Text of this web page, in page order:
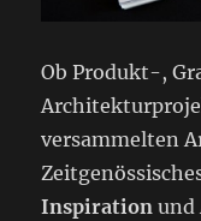
Ob Produkt-,
versammelten
Inspiration und